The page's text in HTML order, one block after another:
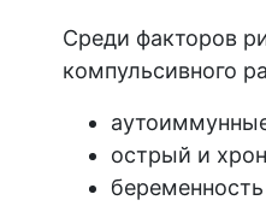
Среди факторов
компульсивного
острый и